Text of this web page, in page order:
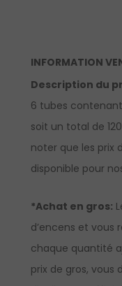
INFORMATION
Description du
6 tubes
soit un total de
noter que les prix
disponible pour
*Achat en gros:
d’encens et vous
chaque quantité
prix de gros, vous